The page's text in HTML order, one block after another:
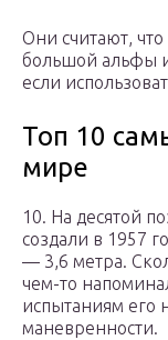
Они считают, что
большой альфы
если
Топ 10
мире
10. На десятой
создали в 1957
— 3,6 метра.
чем-то
испытаниям его
маневренности.